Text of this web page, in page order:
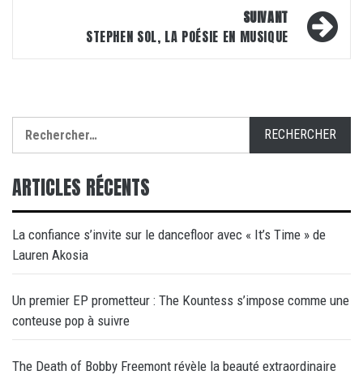
SUIVANT
STEPHEN SOL, LA POÉSIE EN MUSIQUE
ARTICLES RÉCENTS
La confiance s’invite sur le dancefloor avec « It’s Time » de
Lauren Akosia
Un premier EP prometteur : The Kountess s’impose comme une
conteuse pop à suivre
The Death of Bobby Freemont révèle la beauté extraordinaire